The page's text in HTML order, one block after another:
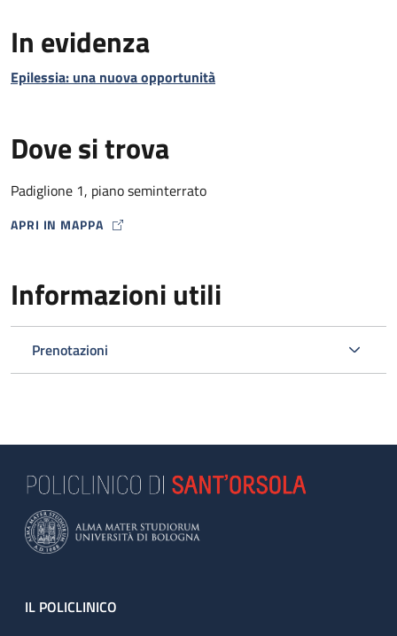
In evidenza
Epilessia: una nuova opportunità
Dove si trova
Padiglione 1, piano seminterrato
APRI IN MAPPA
MAP ICON
Informazioni utili
Prenotazioni
Footer
IL POLICLINICO